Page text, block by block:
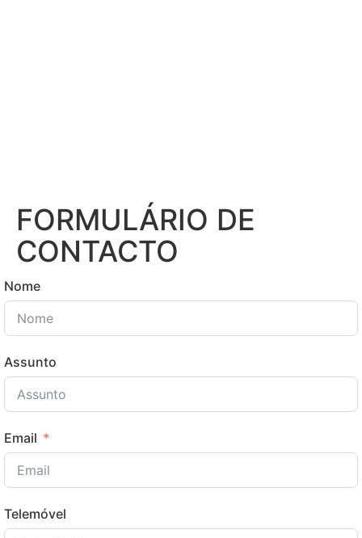
FORMULÁRIO DE
CONTACTO
Nome
Assunto
Email
Telemóvel